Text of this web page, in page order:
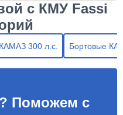
с КМУ Fassi
КАМАЗ 300 л.с. Бортовые
Поможем с